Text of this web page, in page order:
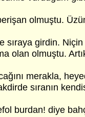
olmuştu.
sıraya girdin.
olan olmuştu.
merakla,
sıranın
burdan! diye